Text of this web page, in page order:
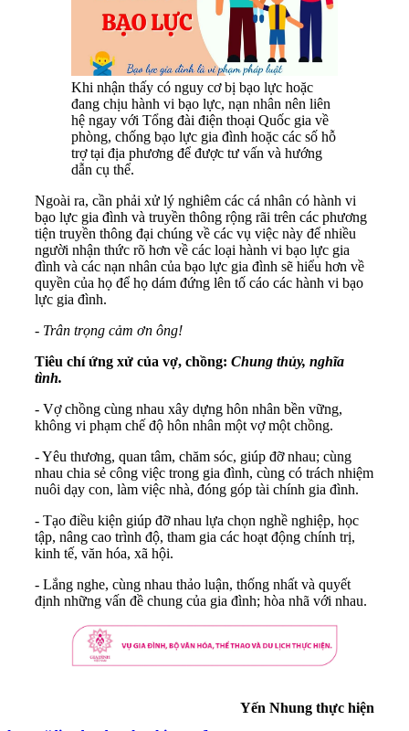
Khi nhận thấy có nguy cơ bị bạo lực hoặc
đang chịu hành vi bạo lực, nạn nhân nên liên
hệ ngay với Tổng đài điện thoại Quốc gia về
phòng, chống bạo lực gia đình hoặc các số hỗ
trợ tại địa phương để được tư vấn và hướng
dẫn cụ thể.
Ngoài ra, cần phải xử lý nghiêm các cá nhân có hành vi
bạo lực gia đình và truyền thông rộng rãi trên các phương
tiện truyền thông đại chúng về các vụ việc này để nhiều
người nhận thức rõ hơn về các loại hành vi bạo lực gia
đình và các nạn nhân của bạo lực gia đình sẽ hiểu hơn về
quyền của họ để họ dám đứng lên tố cáo các hành vi bạo
lực gia đình.
- Trân trọng cảm ơn ông!
Tiêu chí ứng xử của vợ, chồng: Chung thủy, nghĩa
tình.
- Vợ chồng cùng nhau xây dựng hôn nhân bền vững,
không vi phạm chế độ hôn nhân một vợ một chồng.
- Yêu thương, quan tâm, chăm sóc, giúp đỡ nhau; cùng
nhau chia sẻ công việc trong gia đình, cùng có trách nhiệm
nuôi dạy con, làm việc nhà, đóng góp tài chính gia đình.
- Tạo điều kiện giúp đỡ nhau lựa chọn nghề nghiệp, học
tập, nâng cao trình độ, tham gia các hoạt động chính trị,
kinh tế, văn hóa, xã hội.
- Lắng nghe, cùng nhau thảo luận, thống nhất và quyết
định những vấn đề chung của gia đình; hòa nhã với nhau.
Yến Nhung thực hiện